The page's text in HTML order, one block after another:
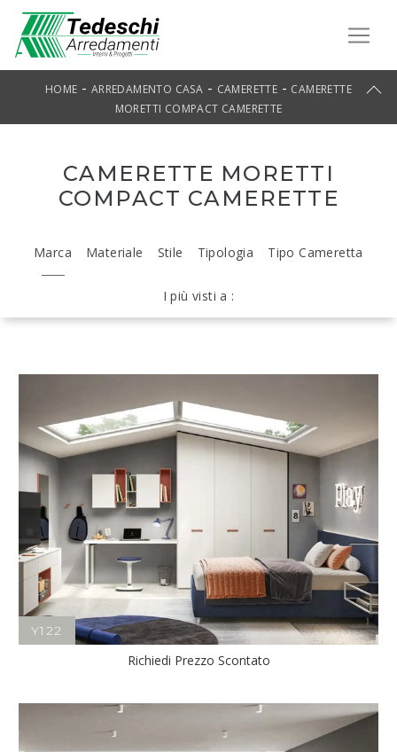
HOME - ARREDAMENTO CASA - CAMERETTE - CAMERETTE
MORETTI COMPACT CAMERETTE
CAMERETTE MORETTI
COMPACT CAMERETTE
Marca Materiale Stile Tipologia Tipo Cameretta
I più visti a :
Y122
Richiedi Prezzo Scontato